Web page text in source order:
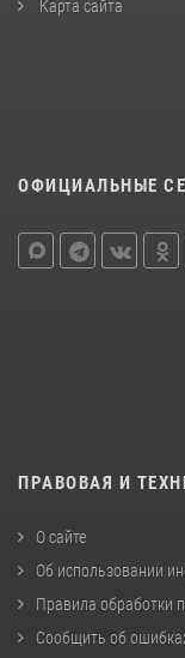
Карта сайта
ОФИЦИАЛЬНЫЕ
ПРАВОВАЯ И
О сайте
Об использовании
Правила обработки
Сообщить об